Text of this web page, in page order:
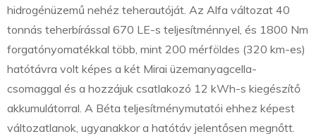
hidrogénüzemű nehéz teherautóját. Az Alfa változat 40
tonnás teherbírással 670 LE-s teljesítménnyel, és 1800 Nm
forgatónyomatékkal több, mint 200 mérföldes (320 km-es)
hatótávra volt képes a két Mirai üzemanyagcella-
csomaggal és a hozzájuk csatlakozó 12 kWh-s kiegészítő
akkumulátorral. A Béta teljesítménymutatói ehhez képest
változatlanok, ugyanakkor a hatótáv jelentősen megnőtt.